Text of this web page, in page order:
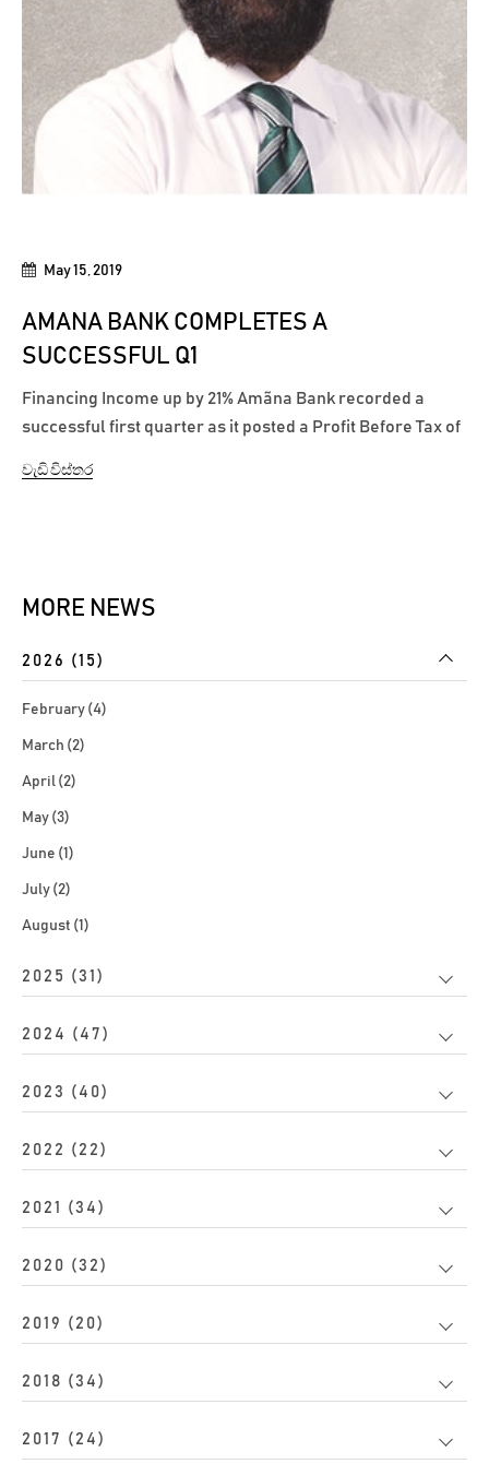
May 15, 2019
AMANA BANK COMPLETES A
SUCCESSFUL Q1
Financing Income up by 21% Amãna Bank recorded a
successful first quarter as it posted a Profit Before Tax of
million, despite challenging conditions that prevailed in
වැඩි විස්තර
MORE NEWS
2026 (15)
February (4)
March (2)
April (2)
May (3)
June (1)
July (2)
August (1)
2025 (31)
2024 (47)
2023 (40)
2022 (22)
2021 (34)
2020 (32)
2019 (20)
2018 (34)
2017 (24)